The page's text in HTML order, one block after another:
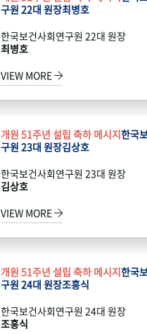
구원 22대 원장최병호
한국보건사회연구원 22대 원장
최병호
VIEW MORE
개원 51주년 설립 축하 메시지한국
구원 23대 원장김상호
한국보건사회연구원 23대 원장
김상호
VIEW MORE
개원 51주년 설립 축하 메시지한국
구원 24대 원장조흥식
한국보건사회연구원 24대 원장
조흥식